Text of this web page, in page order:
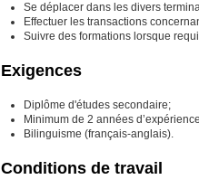
Se déplacer dans les divers
Effectuer les transactions
Suivre des formations lorsque
Exigences
Diplôme d'études secondaire;
Minimum de 2 années
Bilinguisme (français-anglais).
Conditions de travail